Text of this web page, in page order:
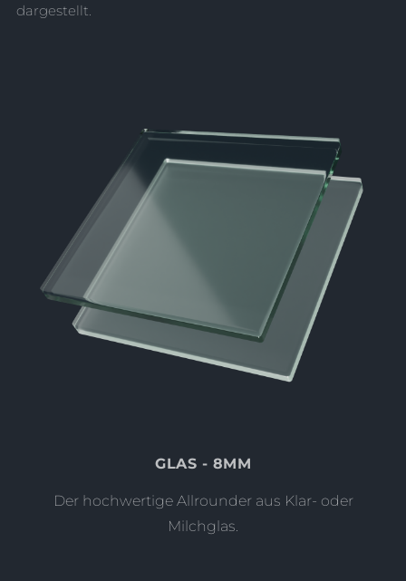
dargestellt.
GLAS - 8MM
Der hochwertige Allrounder aus Klar- oder
Milchglas.